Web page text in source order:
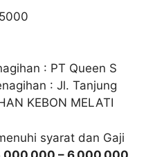
: PT Queen S
: Jl. Tanjung
KEBON MELATI
syarat dan Gaji